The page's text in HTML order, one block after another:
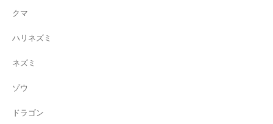
クマ
ハリネズミ
ネズミ
ゾウ
ドラゴン